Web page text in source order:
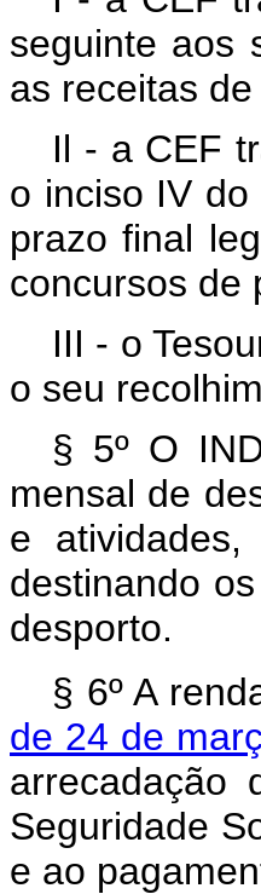
seguinte aos
as receitas
Il - a CEF
o inciso IV
prazo final
concursos de
III - o
o seu
§ 5º O
mensal de
e
destinando
desporto.
§ 6º A
de 24 de
arrecadação
Seguridade
e ao